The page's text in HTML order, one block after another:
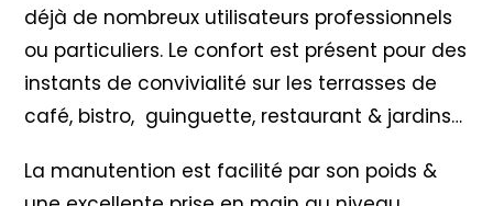
déjà de nombreux utilisateurs professionnels
ou particuliers. Le confort est présent pour des
instants de convivialité sur les terrasses de
café, bistro, guinguette, restaurant & jardins…
La manutention est facilité par son poids &